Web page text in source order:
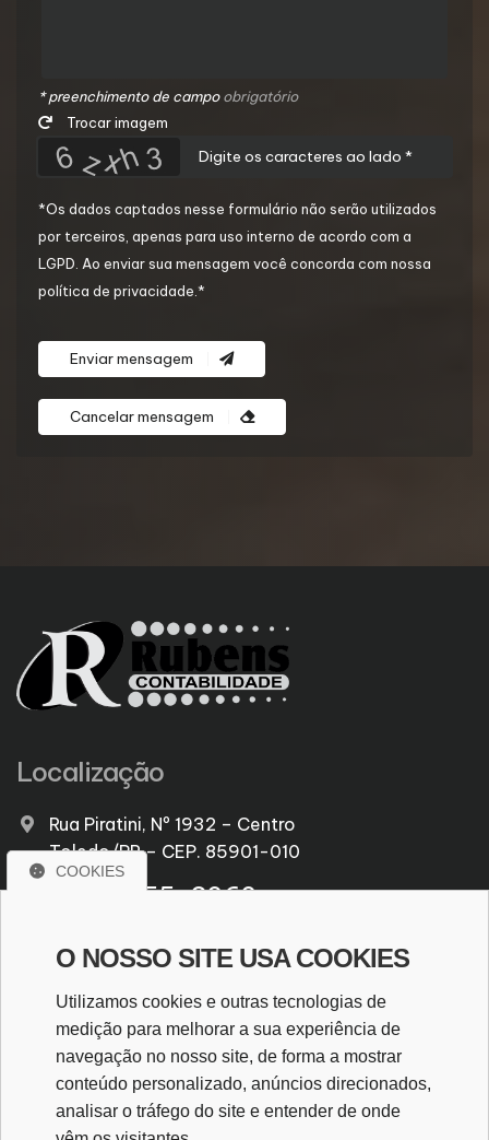
* preenchimento de campoobrigatório
Trocar imagem
*Os dados captados nesse formulário não serão utilizados
por terceiros, apenas para uso interno de acordo com a
LGPD . Ao enviar sua mensagem você concorda com nossa
política de privacidade.*
Enviar mensagem
Cancelar mensagem
Localização
Rua Piratini, Nº 1932 – Centro
Toledo/PR – CEP. 85901-010
(45) 3055-3060
CRC/PR PR005638/O-6
WhatsApp
WHATSAPP
COOKIES
O NOSSO SITE USA COOKIES
Utilizamos cookies e outras tecnologias de
medição para melhorar a sua experiência de
navegação no nosso site, de forma a mostrar
conteúdo personalizado, anúncios direcionados,
analisar o tráfego do site e entender de onde